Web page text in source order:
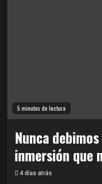
5 minutos de lectura
Nunca
inmersión que
4 días atrás